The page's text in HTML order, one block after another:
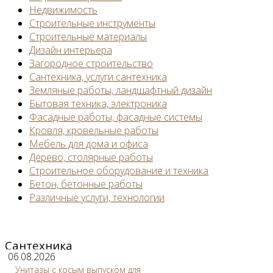
Недвижимость
Строительные инструменты
Строительные материалы
Дизайн интерьера
Загородное строительство
Сантехника, услуги сантехника
Земляные работы, ландшафтный дизайн
Бытовая техника, электроника
Фасадные работы, фасадные системы
Кровля, кровельные работы
Мебель для дома и офиса
Дерево, столярные работы
Строительное оборудование и техника
Бетон, бетонные работы
Различные услуги, технологии
Сантехника
06.08.2026
Унитазы с косым выпуском для